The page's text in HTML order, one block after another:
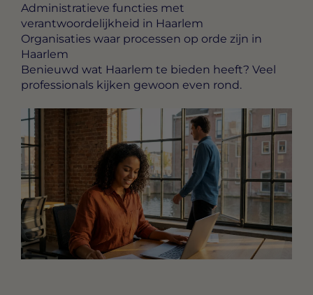
Administratieve functies met
verantwoordelijkheid in Haarlem
Organisaties waar processen op orde zijn in
Haarlem
Benieuwd wat Haarlem te bieden heeft? Veel
professionals kijken gewoon even rond.